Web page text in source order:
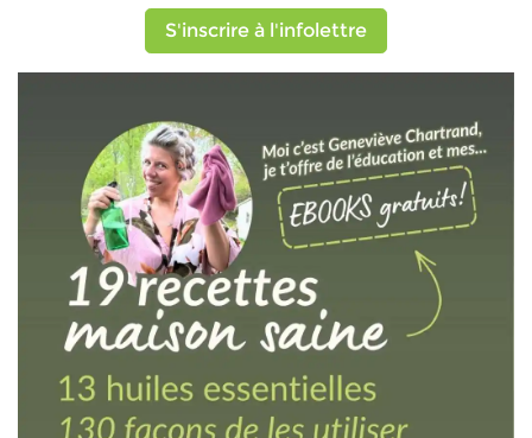
S'inscrire à l'infolettre